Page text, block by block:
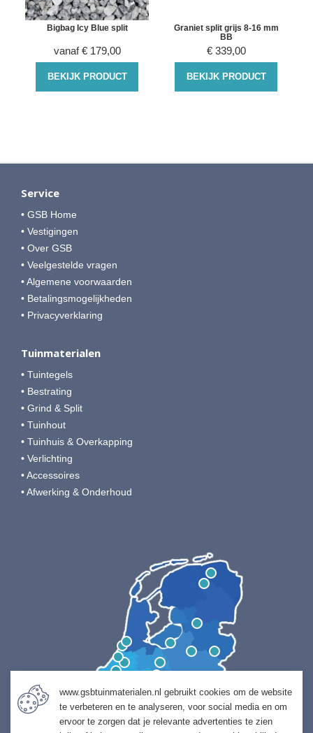
Bigbag Icy Blue split
vanaf € 179,00
BEKIJK PRODUCT
Graniet split grijs 8-16 mm
BB
€ 339,00
BEKIJK PRODUCT
Service
• GSB Home
• Vestigingen
• Over GSB
• Veelgestelde vragen
• Algemene voorwaarden
• Betalingsmogelijkheden
• Privacyverklaring
Tuinmaterialen
• Tuintegels
• Bestrating
• Grind & Split
• Tuinhout
• Tuinhuis & Overkapping
• Verlichting
• Accessoires
• Afwerking & Onderhoud
www.gsbtuinmaterialen.nl gebruikt cookies om de website
te verbeteren en te analyseren, voor social media en om
ervoor te zorgen dat je relevante advertenties te zien